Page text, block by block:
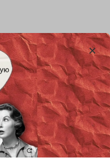
Подвесной дизайнерский